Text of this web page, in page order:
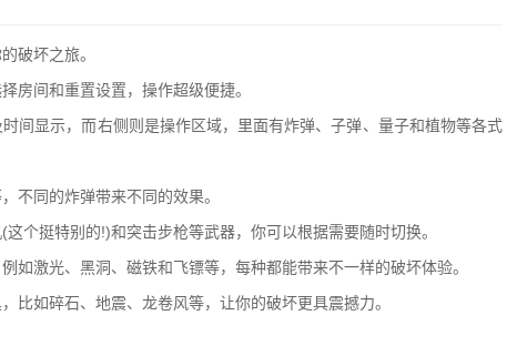
破坏之旅。
房间和重置设置，操作超级便捷。
间显示，而右侧则是操作区域，里面有炸弹、子弹、量子和植物等各式
不同的炸弹带来不同的效果。
个挺特别的!)和突击步枪等武器，你可以根据需要随时切换。
如激光、黑洞、磁铁和飞镖等，每种都能带来不一样的破坏体验。
比如碎石、地震、龙卷风等，让你的破坏更具震撼力。